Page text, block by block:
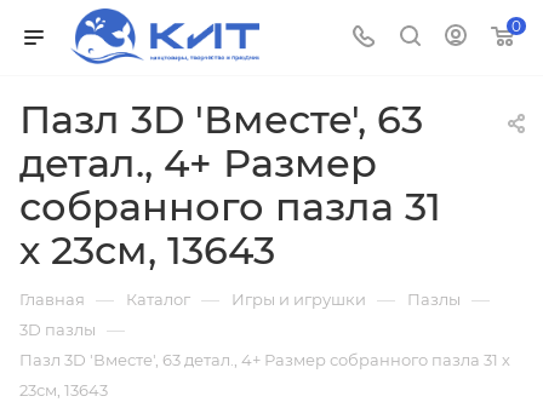
0
Пазл 3D 'Вместе', 63
детал., 4+ Размер
собранного пазла 31
х 23см, 13643
Главная — Каталог — Игры и игрушки — Пазлы —
3D пазлы —
Пазл 3D 'Вместе', 63 детал., 4+ Размер собранного пазла 31 х
23см, 13643